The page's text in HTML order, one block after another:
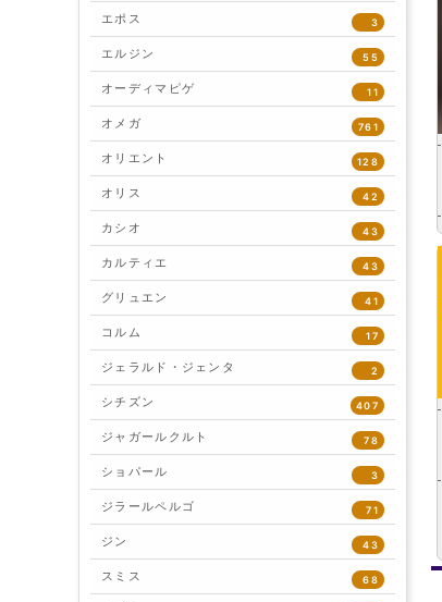
エポス 3
エルジン 55
オーディマピゲ 11
オメガ 761
オリエント 128
オリス 42
カシオ 43
カルティエ 43
グリュエン 41
コルム 17
ジェラルド・ジェンタ 2
シチズン 407
ジャガールクルト 78
ショパール 3
ジラールペルゴ 71
ジン 43
スミス 68